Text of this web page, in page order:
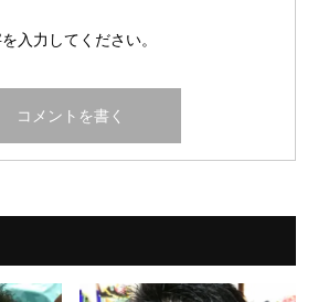
入力してください。